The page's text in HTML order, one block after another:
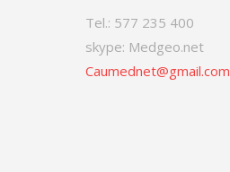
Tel.: 577 235 400
skype: Medgeo.net
Caumednet@gmail.com